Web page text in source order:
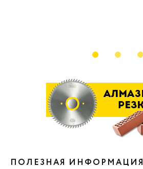
ПОЛЕЗНАЯ ИНФОРМАЦИЯ